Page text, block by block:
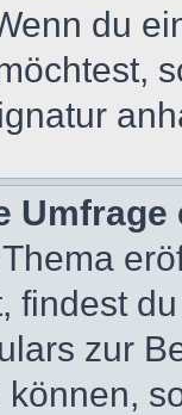
du
findest
zur